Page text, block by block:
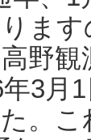
ま
野
3月
。こ